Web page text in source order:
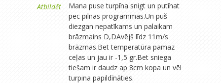
Atbildēt
Mana puse turpīna snigt un putīnat
pēc pilnas programmas.Un pūš
diezgan nepatīkams un palaikam
brāzmains D,DAvējš līdz 11m/s
brāzmas.Bet temperatūra pamaz
ceļas un jau ir -1,5 gr.Bet sniega
tiešam ir daudz ap 8cm kopa un vēl
turpina papildīnāties.